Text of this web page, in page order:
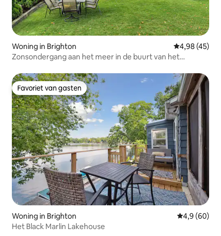
Woning in Brighton Gemiddelde
4,98 (45)
Zonsondergang aan het meer in de buurt van het
Favoriet van gasten
Favoriet van gasten
Woning in Brighton Gemiddelde
4,9 (60)
Het Black Marlin Lakehouse